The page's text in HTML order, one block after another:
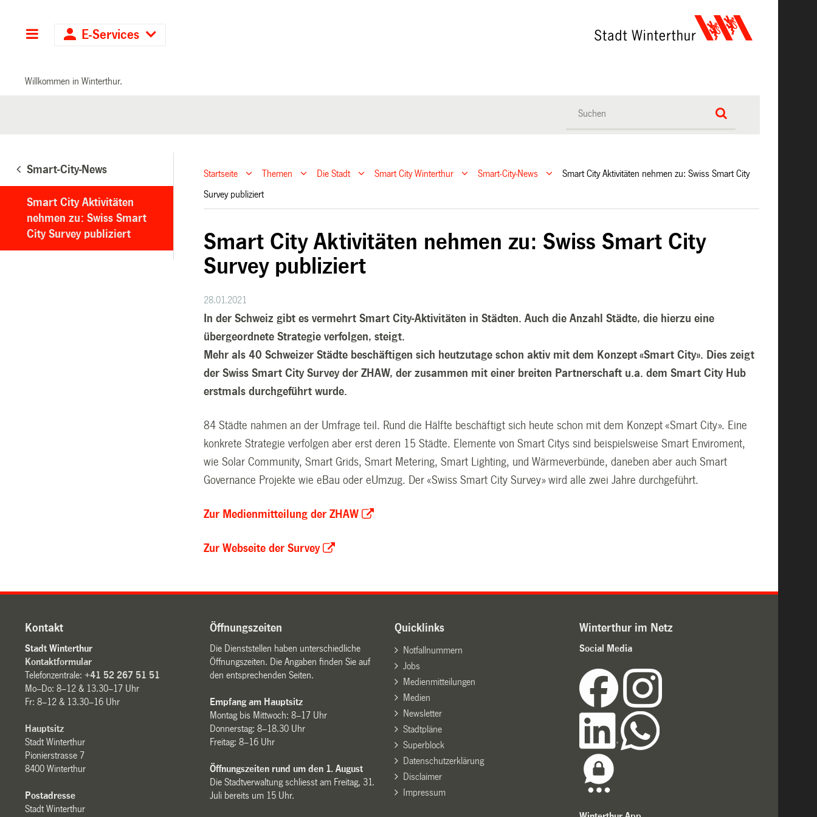
Hauptnavigation
E-Services
Willkommen in Winterthur.
Smart-City-News
Smart City Aktivitäten
nehmen zu: Swiss Smart
City Survey publiziert
Startseite Themen Die Stadt Smart City Winterthur Smart-City-News
Smart City Aktivitäten nehmen zu: Swiss Smart City
Survey publiziert
Smart City Aktivitäten nehmen zu: Swiss Smart City
Survey publiziert
28.01.2021
In der Schweiz gibt es vermehrt Smart City-Aktivitäten in Städten. Auch die Anzahl Städte, die hierzu eine
übergeordnete Strategie verfolgen, steigt.
Mehr als 40 Schweizer Städte beschäftigen sich heutzutage schon aktiv mit dem Konzept «Smart City». Dies zeigt
der Swiss Smart City Survey der ZHAW, der zusammen mit einer breiten Partnerschaft u.a. dem Smart City Hub
erstmals durchgeführt wurde.
84 Städte nahmen an der Umfrage teil. Rund die Hälfte beschäftigt sich heute schon mit dem Konzept «Smart City». Eine
konkrete Strategie verfolgen aber erst deren 15 Städte. Elemente von Smart Citys sind beispielsweise Smart Enviroment,
wie Solar Community, Smart Grids, Smart Metering, Smart Lighting, und Wärmeverbünde, daneben aber auch Smart
Governance Projekte wie eBau oder eUmzug. Der «Swiss Smart City Survey» wird alle zwei Jahre durchgeführt.
Zur Medienmitteilung der ZHAW
Zur Webseite der Survey
Kontakt
Stadt Winterthur
Kontaktformular
Telefonzentrale:+41 52 267 51 51
Mo–Do: 8–12 & 13.30–17 Uhr
Fr: 8–12 & 13.30–16 Uhr
Hauptsitz
Stadt Winterthur
Pionierstrasse 7
8400 Winterthur
Postadresse
Stadt Winterthur
Öffnungszeiten
Die Dienststellen haben unterschiedliche
Öffnungszeiten. Die Angaben finden Sie auf
den entsprechenden Seiten.
Empfang am Hauptsitz
Montag bis Mittwoch: 8–17 Uhr
Donnerstag: 8–18.30 Uhr
Freitag: 8–16 Uhr
Öffnungszeiten rund um den 1. August
Die Stadtverwaltung schliesst am Freitag, 31.
Juli bereits um 15 Uhr.
Quicklinks
Notfallnummern
Jobs
Medienmitteilungen
Medien
Newsletter
Stadtpläne
Superblock
Datenschutzerklärung
Disclaimer
Impressum
Winterthur im Netz
Social Media